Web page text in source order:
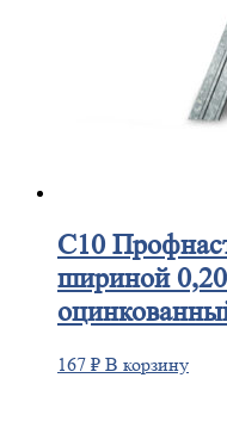
С10
шириной
167 ₽ В корзину